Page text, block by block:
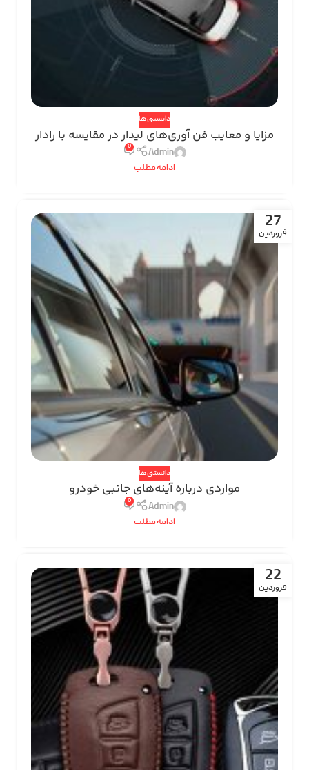
دانستنی ها
مزایا و معایب فن آوری‌های لیدار در مقایسه با رادار
Admin
0
ادامه مطلب
27
فروردین
دانستنی ها
مواردی درباره آینه‌های جانبی خودرو
Admin
0
ادامه مطلب
22
فروردین